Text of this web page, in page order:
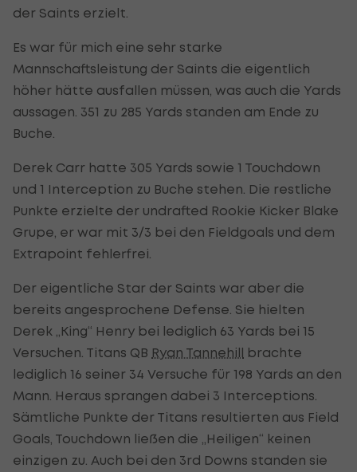
der Saints erzielt.
Es war für mich eine sehr starke
Mannschaftsleistung der Saints die eigentlich
höher hätte ausfallen müssen, was auch die Yards
aussagen. 351 zu 285 Yards standen am Ende zu
Buche.
Derek Carr hatte 305 Yards sowie 1 Touchdown
und 1 Interception zu Buche stehen. Die restliche
Punkte erzielte der undrafted Rookie Kicker Blake
Grupe, er war mit 3/3 bei den Fieldgoals und dem
Extrapoint fehlerfrei.
Der eigentliche Star der Saints war aber die
bereits angesprochene Defense. Sie hielten
Derek „King“ Henry bei lediglich 63 Yards bei 15
Versuchen. Titans QB Ryan Tannehill brachte
lediglich 16 seiner 34 Versuche für 198 Yards an den
Mann. Heraus sprangen dabei 3 Interceptions.
Sämtliche Punkte der Titans resultierten aus Field
Goals, Touchdown ließen die „Heiligen“ keinen
einzigen zu. Auch bei den 3rd Downs standen sie